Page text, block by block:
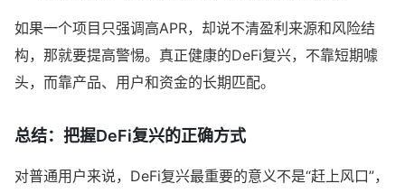
如果一个项目只强调高APR，却说不清盈利来源和风险结
构，那就要提高警惕。真正健康的DeFi复兴，不靠短期噱
头，而靠产品、用户和资金的长期匹配。
总结：把握DeFi复兴的正确方式
对普通用户来说，DeFi复兴最重要的意义不是“赶上风口”，